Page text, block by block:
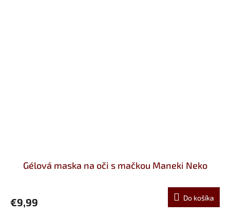
Gélová maska na oči s mačkou Maneki Neko
€9,99 Do košíka